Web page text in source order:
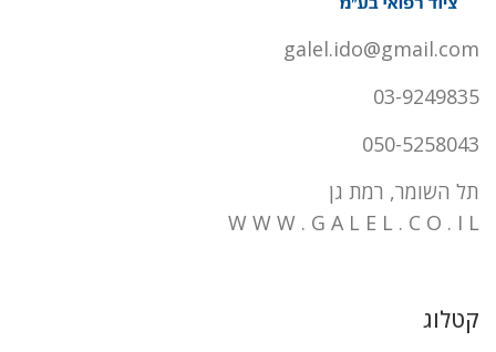
galel.ido@gmail.com
03-9249835
050-5258043
תל השומר, רמת גן
W W W . G A L E L . C O . I L
קטלוג